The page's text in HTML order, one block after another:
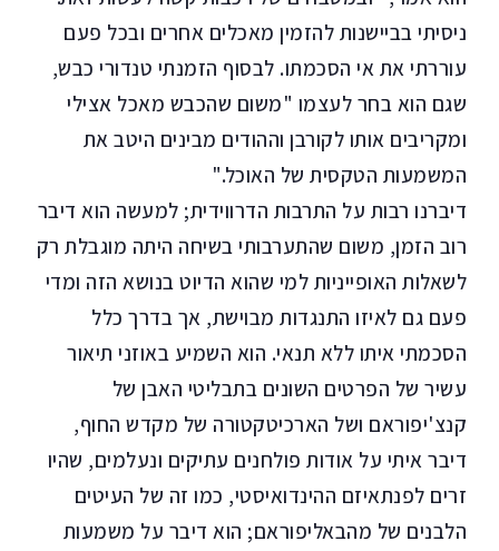
ניסיתי בביישנות להזמין מאכלים אחרים ובכל פעם
עוררתי את אי הסכמתו. לבסוף הזמנתי טנדורי כבש,
שגם הוא בחר לעצמו "משום שהכבש מאכל אצילי
ומקריבים אותו לקורבן וההודים מבינים היטב את
המשמעות הטקסית של האוכל."
דיברנו רבות על התרבות הדרווידית; למעשה הוא דיבר
רוב הזמן, משום שהתערבותי בשיחה היתה מוגבלת רק
לשאלות האופייניות למי שהוא הדיוט בנושא הזה ומדי
פעם גם לאיזו התנגדות מבוישת, אך בדרך כלל
הסכמתי איתו ללא תנאי. הוא השמיע באוזני תיאור
עשיר של הפרטים השונים בתבליטי האבן של
קנצ'יפוראם ושל הארכיטקטורה של מקדש החוף,
דיבר איתי על אודות פולחנים עתיקים ונעלמים, שהיו
זרים לפנתאיזם ההינדואיסטי, כמו זה של העיטים
הלבנים של מהבאליפוראם; הוא דיבר על משמעות